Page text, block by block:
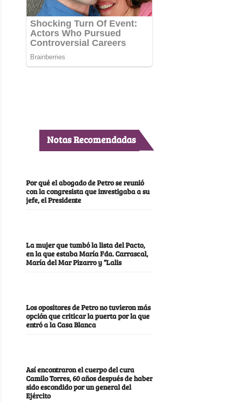
Notas Recomendadas
Por qué el abogado de Petro se reunió
con la congresista que investigaba a su
jefe, el Presidente
La mujer que tumbó la lista del Pacto,
en la que estaba María Fda. Carrascal,
María del Mar Pizarro y “Lalis
Los opositores de Petro no tuvieron más
opción que criticar la puerta por la que
entró a la Casa Blanca
Así encontraron el cuerpo del cura
Camilo Torres, 60 años después de haber
sido escondido por un general del
Ejército